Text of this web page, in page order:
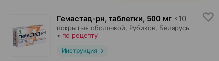
Гемастад-рн, таблетки, 500 мг ×10
покрытые оболочкой, Рубикон , Беларусь
• по рецепту
Инструкция